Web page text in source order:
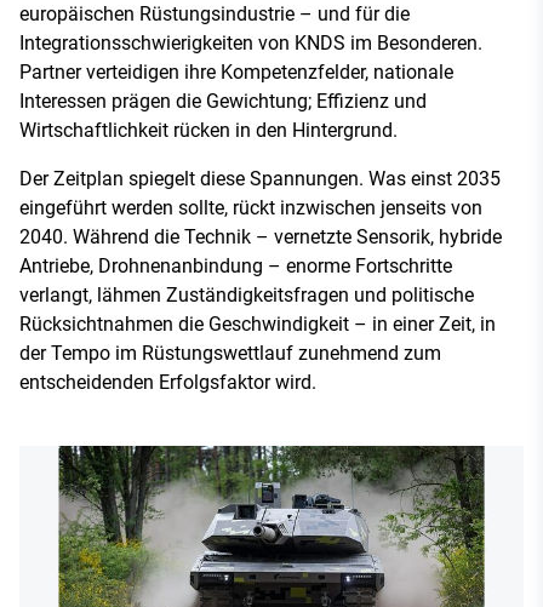
europäischen Rüstungsindustrie – und für die
Integrationsschwierigkeiten von KNDS im Besonderen.
Partner verteidigen ihre Kompetenzfelder, nationale
Interessen prägen die Gewichtung; Effizienz und
Wirtschaftlichkeit rücken in den Hintergrund.
Der Zeitplan spiegelt diese Spannungen. Was einst 2035
eingeführt werden sollte, rückt inzwischen jenseits von
2040. Während die Technik – vernetzte Sensorik, hybride
Antriebe, Drohnenanbindung – enorme Fortschritte
verlangt, lähmen Zuständigkeitsfragen und politische
Rücksichtnahmen die Geschwindigkeit – in einer Zeit, in
der Tempo im Rüstungswettlauf zunehmend zum
entscheidenden Erfolgsfaktor wird.